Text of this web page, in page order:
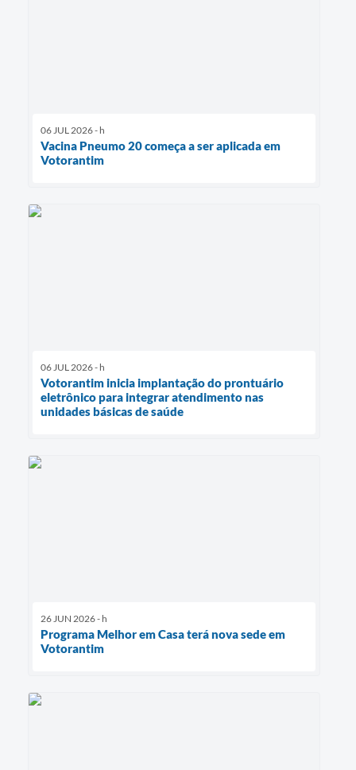
06 JUL 2026 - h
Vacina Pneumo 20 começa a ser aplicada em
Votorantim
06 JUL 2026 - h
Votorantim inicia implantação do prontuário
eletrônico para integrar atendimento nas
unidades básicas de saúde
26 JUN 2026 - h
Programa Melhor em Casa terá nova sede em
Votorantim